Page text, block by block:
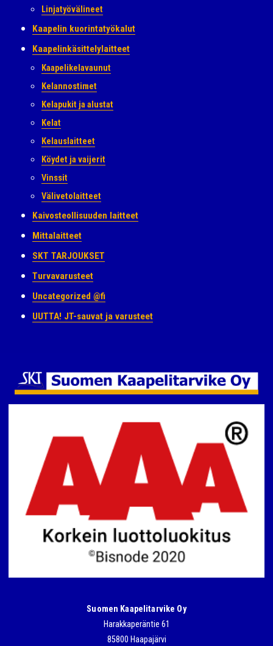
Linjatyövälineet
Kaapelin kuorintatyökalut
Kaapelinkäsittelylaitteet
Kaapelikelavaunut
Kelannostimet
Kelapukit ja alustat
Kelat
Kelauslaitteet
Köydet ja vaijerit
Vinssit
Välivetolaitteet
Kaivosteollisuuden laitteet
Mittalaitteet
SKT TARJOUKSET
Turvavarusteet
Uncategorized @fi
UUTTA! JT-sauvat ja varusteet
Suomen Kaapelitarvike Oy
Harakkaperäntie 61
85800 Haapajärvi